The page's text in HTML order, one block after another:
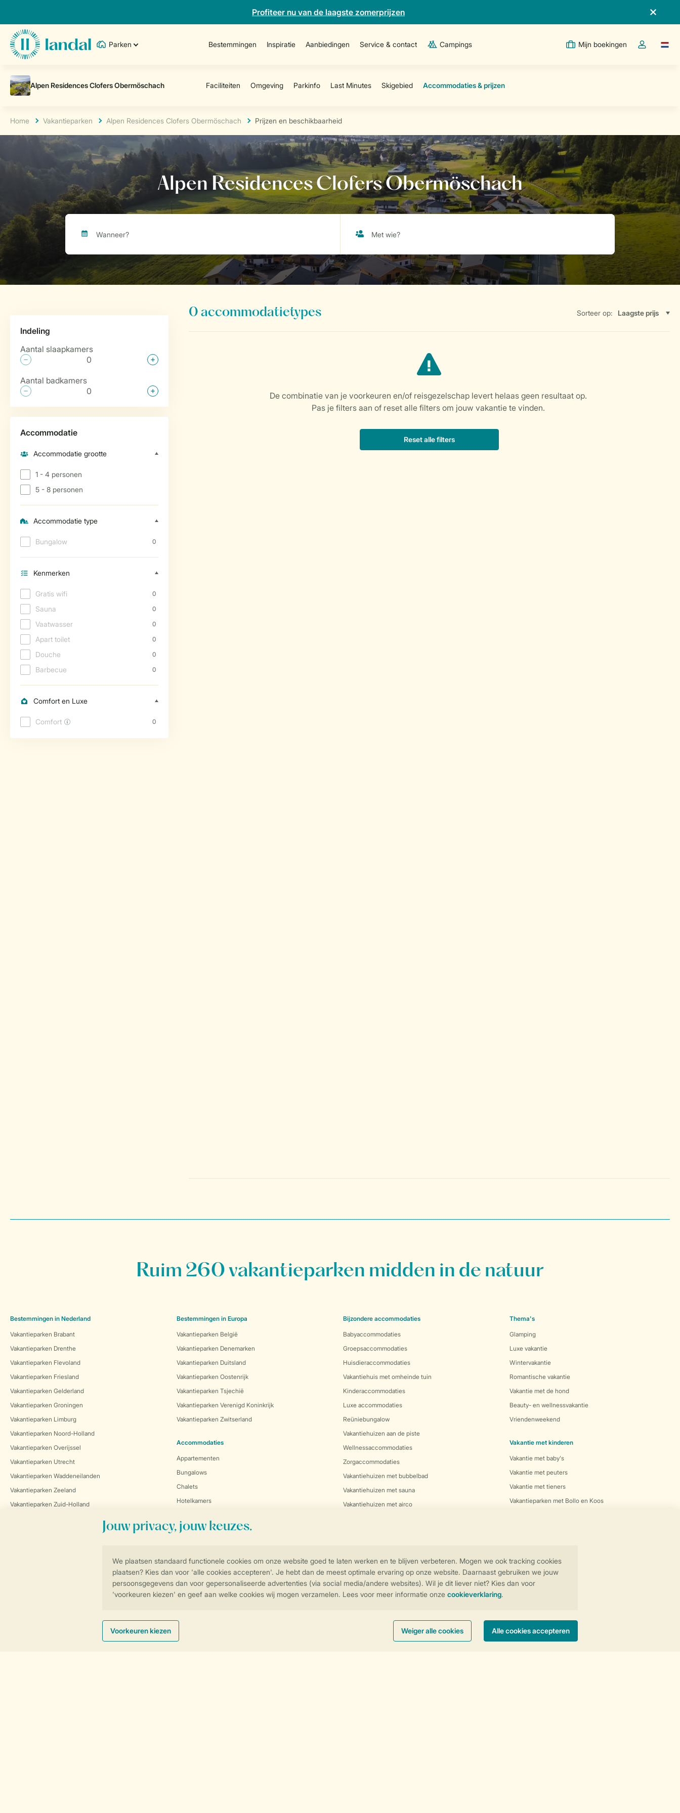
Profiteer nu van de laagste zomerprijzen
Parken Bestemmingen Inspiratie Aanbiedingen Service & contact Campings Mijn boekingen
Open deTaal
Home Vakantieparken Alpen Residences Clofers Obermöschach Prijzen en beschikbaarheid
Sorteer op:
Ruim 260 vakantieparken midden in de natuur
Bestemmingen in Nederland
Vakantieparken Brabant
Vakantieparken Drenthe
Vakantieparken Flevoland
Vakantieparken Friesland
Vakantieparken Gelderland
Vakantieparken Groningen
Vakantieparken Limburg
Vakantieparken Noord-Holland
Vakantieparken Overijssel
Vakantieparken Utrecht
Vakantieparken Waddeneilanden
Vakantieparken Zeeland
Vakantieparken Zuid-Holland
Bestemmingen in Europa
Vakantieparken België
Vakantieparken Denemarken
Vakantieparken Duitsland
Vakantieparken Oostenrijk
Vakantieparken Tsjechië
Vakantieparken Verenigd Koninkrijk
Vakantieparken Zwitserland
Accommodaties
Appartementen
Bungalows
Chalets
Hotelkamers
Safaritenten
Strandhuisjes
Tiny houses
Villa's
Waterbungalows
Bijzondere accommodaties
Babyaccommodaties
Groepsaccommodaties
Huisdieraccommodaties
Vakantiehuis met omheinde tuin
Kinderaccommodaties
Luxe accommodaties
Reüniebungalow
Vakantiehuizen aan de piste
Wellnessaccommodaties
Zorgaccommodaties
Vakantiehuizen met bubbelbad
Vakantiehuizen met sauna
Vakantiehuizen met airco
Vakantie aan de kust
Vakantie in het bos
Vakantie aan het water
Vakantie aan zee
Thema's
Glamping
Luxe vakantie
Wintervakantie
Romantische vakantie
Vakantie met de hond
Beauty- en wellnessvakantie
Vriendenweekend
Vakantie met kinderen
Vakantie met baby's
Vakantie met peuters
Vakantie met tieners
Vakantieparken met Bollo en Koos
Paardrijden
Padel